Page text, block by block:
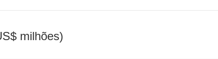
milhões)